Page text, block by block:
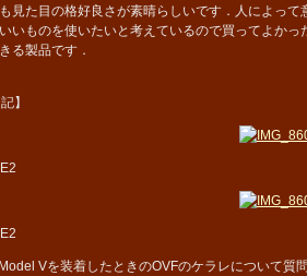
見た目の格好良さが素晴らしいです．人によっ
いものを使いたいと考えているので買ってよか
る製品です．
】
Vを装着したときのOVFのケラレについて質